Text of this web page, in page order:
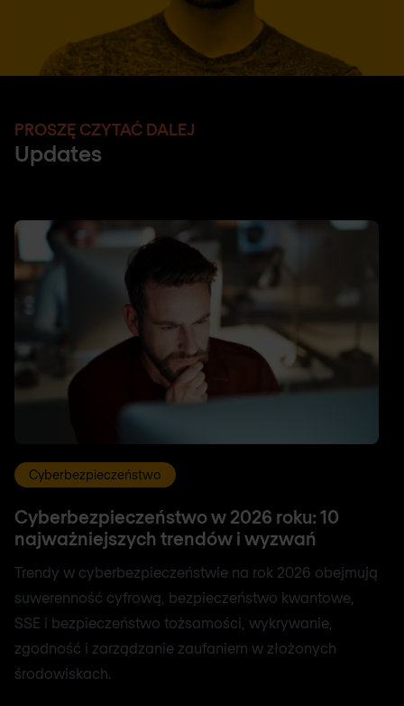
PROSZĘ CZYTAĆ DALEJ
Updates
Cyberbezpieczeństwo
Cyberbezpieczeństwo w 2026 roku: 10
najważniejszych trendów i wyzwań
Trendy w cyberbezpieczeństwie na rok 2026 obejmują
suwerenność cyfrową, bezpieczeństwo kwantowe,
SSE i bezpieczeństwo tożsamości, wykrywanie,
zgodność i zarządzanie zaufaniem w złożonych
środowiskach.